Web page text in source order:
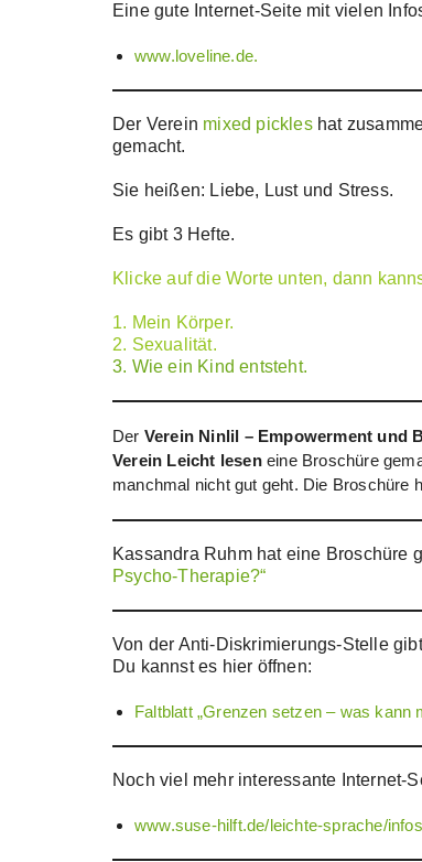
Eine gute Internet-Seite mit vielen
www.loveline.de.
Der Verein mixed pickleshat
gemacht.
Sie heißen: Liebe, Lust und Stress.
Es gibt 3 Hefte.
Klicke auf die Worte unten, dann
1. Mein Körper.
2. Sexualität.
3. Wie ein Kind entsteht.
Der Verein Ninlil – Empowerment und
Verein Leicht leseneine Broschüre
manchmal nicht gut geht. Die Broschüre
Kassandra Ruhm hat eine Broschüre
Psycho-Therapie?“
Von der Anti-Diskrimierungs-Stelle
Du kannst es hier öffnen:
Faltblatt „Grenzen setzen – was kann
Noch viel mehr interessante Internet-
www.suse-hilft.de/leichte-sprache/